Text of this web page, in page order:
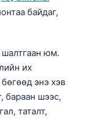
байдаг,
шалтгаан юм.
их
энэ хэв
бараан шээс,
таталт,